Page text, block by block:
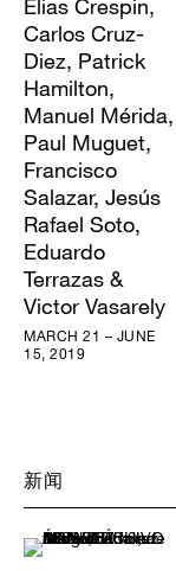
Elias Crespin,
Carlos Cruz-
Diez, Patrick
Hamilton,
Manuel Mérida,
Paul Muguet,
Francisco
Salazar, Jesús
Rafael Soto,
Eduardo
Terrazas &
Victor Vasarely
MARCH 21 – JUNE
15, 2019
新闻